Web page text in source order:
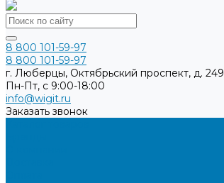
8 800 101-59-97
8 800 101-59-97
г. Люберцы, Октябрьский проспект, д. 249
Пн-Пт, с 9:00-18:00
info@wigit.ru
Заказать звонок